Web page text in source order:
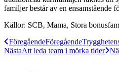
familjer består av en ensamstående
Källor: SCB, Mama, Stora
FöregåendeFöregående
NästaAtt leda team i mörka tider